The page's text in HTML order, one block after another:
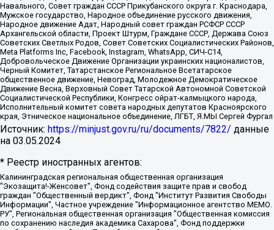
Навального, Совет граждан СССР Прикубанского округа г. Краснодара,
Мужское государство, Народное объединение русского движения,
Народное движение Адат, Народный совет граждан РСФСР СССР
Архангельской области, Проект Штурм, Граждане СССР, Держава Союз
Советских Светлых Родов, Совет Советских Социалистических Районов,
Meta Platforms Inc, Facebook, Instagram, WhatsApp, СИЧ-С14,
Добровольческое Движение Организации украинских националистов,
Черный Комитет, Татарстанское Региональное Всетатарское
общественное движение, Невоград, Молодежное Демократическое
Движение Весна, Верховный Совет Татарской Автономной Советской
Социалистической Республики, Конгресс ойрат-калмыцкого народа,
Исполнительный комитет совета народных депутатов Красноярского
края, Этническое национальное объединение, ЛГБТ, Я.МЫ Сергей Фургал
Источник: https://minjust.gov.ru/ru/documents/7822/ данные
на 03.05.2024
* Реестр иностранных агентов:
Калининградская региональная общественная организация "Экозащита!-Женсовет", Фонд содействия защите прав и свобод граждан "Общественный вердикт", Фонд "Институт Развития Свободы Информации", Частное учреждение "Информационное агентство МЕМО. РУ", Региональная общественная организация "Общественная комиссия по сохранению наследия академика Сахарова", Фонд поддержки свободы прессы, Санкт-Петербургская общественная правозащитная организация "Гражданский контроль", Межрегиональная общественная организация "Информационно-просветительский центр "Мемориал", Региональный Фонд "Центр Защиты Прав Средств Массовой Информации", с 05.12.2023 Фонд "Центр Защиты Прав Средств массовой информации", Региональная общественная благотворительная организация помощи беженцам и мигрантам "Гражданское содействие", Негосударственное образовательное учреждение дополнительного профессионального образования (повышение квалификации) специалистов "АКАДЕМИЯ ПО ПРАВАМ ЧЕЛОВЕКА", Свердловская региональная общественная организация "Сутяжник", Автономная некоммерческая организация "Центр независимых социологических исследований", Союз общественных объединений "Российский исследовательский центр по правам человека", Региональное общественное учреждение научно-информационный центр "МЕМОРИАЛ", Некоммерческая организация "Фонд защиты гласности", Автономная некоммерческая организация "Институт прав человека", Городская общественная организация "Екатеринбургское общество "МЕМОРИАЛ", Городская общественная организация "Рязанское историко-просветительское и правозащитное общество "Мемориал" (Рязанский Мемориал), Челябинский региональный орган общественной самодеятельности – женское общественное объединение "Женщины Евразии", Челябинский региональный орган общественной самодеятельности "Уральская правозащитная группа", Фонд содействия защите здоровья и социальной справедливости имени Андрея Рылькова, Автономная Некоммерческая Организация "Аналитический Центр Юрия Левады", Автономная некоммерческая организация социальной поддержки населения "Проект Апрель", Региональная общественная организация помощи женщинам и детям, находящимся в кризисной ситуации "Информационно-методический центр "Анна", Фонд содействия развитию массовых коммуникаций и правовому просвещению "Так-так-Так", Фонд содействия устойчивому развитию "Серебряная тайга", Свердловский региональный общественный фонд социальных проектов "Новое время", "Idel.Реалии", Кавказ.Реалии, Крым.Реалии, Телеканал Настоящее Время, Татаро-башкирская служба Радио Свобода (Azatliq Radiosi), Радио Свободная Европа/Радио Свобода (PCE/PC), "Сибирь.Реалии", "Фактограф", Благотворительный фонд помощи осужденным и их семьям, Автономная некоммерческая организация "Институт глобализации и социальных движений", Фонд "В защиту прав заключенных", Частное учреждение "Центр поддержки и содействия развитию средств массовой информации", Пензенский региональный общественный благотворительный фонд "Гражданский союз", "Север.Реалии", Некоммерческая организация Фонд "Правовая инициатива", Общество с ограниченной ответственностью "Радио Свободная Европа/Радио Свобода", Чешское информационное агентство "MEDIUM-ORIENT", Красноярская региональная общественная организация "Мы против СПИДа", Камалягин Денис Николаевич, Маркелов Сергей Евгеньевич, Пономарев Лев Александрович, Савицкая Людмила Алексеевна, Автономная некоммерческая организация "Центр по работе с проблемой насилия "НАСИЛИЮ.НЕТ", Межрегиональный профессиональный союз работников здравоохранения "Альянс врачей", Юридическое лицо, зарегистрированное в Латвийской Республике, SIA "Medusa Project" (регистрационный номер 40103797863, дата регистрации 10.06.2014), Некоммерческая организация "Фонд по борьбе с коррупцией", Автономная некоммерческая организация "Институт права и публичной политики", Баданин Роман Сергеевич, Гликин Максим Александрович, Железнова Мария Михайловна, Лукьянова Юлия Сергеевна, Маетная Елизавета Витальевна, Маняхин Петр Борисович, Чуракова Ольга Владимировна, Ярош Юлия Петровна, Юридическое лицо "The Insider SIA", зарегистрированное в Риге, Латвийская Республика (дата регистрации 26.06.2015), являющееся администратором доменного имени интернет-издания "The Insider SIA", https://theins.ru, Постернак Алексей Евгеньевич, Рубин Михаил Аркадьевич, Анин Роман Александрович, Юридическое лицо Istories fonds, зарегистрированное в Латвийской Республике (регистрационный номер 50008295751, дата регистрации 24.02.2020), Великовский Дмитрий Александрович, Долинина Ирина Николаевна, Мароховская Алеся Алексеевна, Шлейнов Роман Юрьевич, Шмагун Олеся Валентиновна, Общество с ограниченной ответственностью "Альтаир 2021", Общество с ограниченной ответственностью "Вега 2021", Общество с ограниченной ответственностью "Главный редактор 2021", Общество с ограниченной ответственностью "Ромашки монолит", Важенков Артем Валерьевич, Ивановская областная общественная организация "Центр гендерных исследований", Гурман Юрий Альбертович, Медиапроект "ОВД-Инфо", Егоров Владимир Владимирович, Жилинский Владимир Александрович, Общество с ограниченной ответственностью "ЗП", Иванова София Юрьевна, Карезина Инна Павловна, Кильтау Екатерина Викторовна, Петров Алексей Викторович, Пискунов Сергей Евгеньевич, Смирнов Сергей Сергеевич, Тихонов Михаил Сергеевич, Общество с ограниченной ответственностью "ЖУРНАЛИСТ-ИНОСТРАННЫЙ АГЕНТ", Арапова Галина Юрьевна, Вольтская Татьяна Анатольевна, Американская компания "Mason G.E.S. Anonymous Foundation" (США), являющаяся владельцем интернет-издания https://mnews.world/, Компания "Stichting Bellingcat", зарегистрированная в Нидерландах (дата регистрации 11.07.2018), Захаров Андрей Вячеславович, Клепиковская Екатерина Дмитриевна, Общество с ограниченной ответственностью "МЕМО", Перл Роман Александрович, Симонов Евгений Алексеевич, Соловьева Елена Анатольевна, Сотников Даниил Владимирович, Сурначева Елизавета Дмитриевна, Автономная некоммерческая организация по защите прав человека и информированию населения "Якутия – Наше Мнение", Общество с ограниченной ответственностью "Москоу диджитал медиа", с 26.01.2023 Общество с ограниченной ответственностью "Чайка Белые сады", Ветошкина Валерия Валерьевна, Заговора Максим Александрович, Межрегиональное общественное движение "Российская ЛГБТ - сеть", Оленичев Максим Владимирович, Павлов Иван Юрьевич, Скворцова Елена Сергеевна, Общество с ограниченной ответственностью "Как бы инагент", Кочетков Игорь Викторович, Общество с ограниченной ответственностью "Честные выборы", Еланчик Олег Александрович, Общество с ограниченной ответственностью "Нобелевский призыв", Гималова Регина Эмилевна, Григорьев Андрей Валерьевич, Григорьева Алина Александровна, Ассоциация по содействию защите прав призывников, альтернативнослужащих и военнослужащих "Правозащитная группа "Гражданин.Армия.Право", Хисамова Регина Фаритовна, Автономная некоммерческая организация по реализации социально-правовых программ "Лилит", Дальневосточное общественное движение "Маяк", Санкт-Петербургская ЛГБТ-инициативная группа "Выход", Инициативная группа ЛГБТ+ "Реверс", Алексеев Андрей Викторович, Бекбулатова Таисия Львовна, Беляев Иван Михайлович, Владыкина Елена Сергеевна, Гельман Марат Александрович, Никульшина Вероника Юрьевна, Толоконникова Надежда Андреевна, Шендерович Виктор Анатольевич, Общество с ограниченной ответственностью "Данное сообщение", Общество с ограниченной ответственностью Издательский дом "Новая глава", Айнбиндер Александра Александровна, Московский комьюнити-центр для ЛГБТ+инициатив, Благотворительный фонд развития филантропии, Deutsche Welle (Германия, Kurt-Schumacher-Strasse 3, 53113 Bonn), Борзунова Мария Михайловна, Воробьев Виктор Викторович, Голубева Анна Львовна, Константинова Алла Михайловна, Малкова Ирина Владимировна, Мурадов Мурад Абдулгалимович, Осетинская Елизавета Николаевна, Понасенков Евгений Николаевич, Ганапольский Матвей Юрьевич, Киселев Евгений Алексеевич, Борухович Ирина Григорьевна, Дремин Иван Тимофеевич, Дубровский Дмитрий Викторович, Красноярская региональная общественная организация поддержки и развития альтернативных образовательных технологий и межкультурных коммуникаций "ИНТЕРРА", Маяковская Екатерина Алексеевна, Фейгин Марк Захарович, Филимонов Андрей Викторович, Дзугкоева Регина Николаевна, Доброхотов Роман Александрович, Дудь Юрий Александрович, Елкин Сергей Владимирович, Кругликов Кирилл Игоревич, Сабунаева Мария Леонидовна, Семенов Алексей Владимирович, Шаинян Карен Багратович, Шульман Екатерина Михайловна, Асафьев Артур Валерьевич, Вахштайн Виктор Семенович, Венедиктов Алексей Алексеевич, Лушникова Екатерина Евгеньевна, Волков Леонид Михайлович, Невзоров Александр Глебович, Пархоменко Сергей Борисович, Сироткин Ярослав Николаевич, Кара-Мурза Владимир Владимирович, Баранова Наталья Владимировна, Гозман Леонид Яковлевич, Кагарлицкий Борис Юльевич, Климарев Михаил Валерьевич, Милов Владимир Станиславович, Автономная некоммерческая организация Краснодарский центр современного искусства "Типография", Моргенштерн Алишер Тагирович, Соболь Любовь Эдуардовна, Общество с ограниченной ответственностью "ЛИЗА НОРМ", Каспаров Гарри Кимович, Ходорковский Михаил Борисович, Общество с ограниченной ответственностью "Апрельские тезисы", Данилович Ирина Брониславовна, Кашин Олег Владимирович, Петров Николай Владимирович, Пивоваров Алексей Владимирович, Соколов Михаил Владимирович, Цветкова Юлия Владимировна, Чичваркин Евгений Александрович, Комитет против пыток/Команда против пыток, Общество с ограниченной ответственностью "Первый научный", Общество с ограниченной ответственностью "Вертолет и ко", Белоцерковская Вероника Борисовна, Кац Максим Евгеньевич, Лазарева Татьяна Юрьевна, Шаведдинов Руслан Табризович, Яшин Илья Валерьевич, Общество с ограниченной ответственностью "Иноагент ААВ", Алешковский Дмитрий Петрович, Альбац Евгения Марковна, Быков Дмитрий Львович, Галямина Юлия Евгеньевна, Лойко Сергей Леонидович, Мартынов Кирилл Константинович, Медведев Сергей Александрович, Крашенинников Федор Геннадиевич, Гордеева Катерина Вл